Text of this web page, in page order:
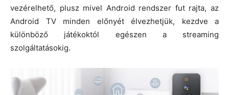
vezérelhető, plusz mivel Android rendszer fut rajta, az
Android TV minden előnyét élvezhetjük, kezdve a
különböző játékoktól egészen a streaming
szolgáltatásokig.